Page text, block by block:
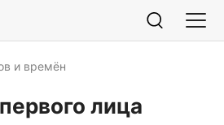
и времён
лица